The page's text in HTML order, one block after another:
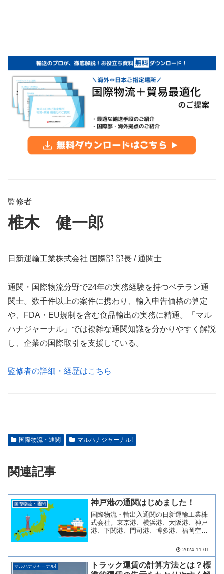
監修者
椎木 健一郎
日新運輸工業株式会社 国際部 部長 / 通関士
通関・国際物流分野で24年の実務経験を持つベテラン通
関士。数千件以上の案件に携わり、輸入申告価格の算定
や、FDA・EU規制を含む食品輸出の実務に精通。「マル
ハナジャーナル」では複雑な通関知識を分かりやすく解説
し、企業の国際取引を支援している。
監修者の詳細・経歴はこちら
国際物流・通関 マルハナジャーナル!
関連記事
国際物流・通関 神戸港の通関はじめました！
国際物流・輸出入通関の日新運輸工業株
式会社。東京港、横浜港、大阪港、神戸
港、下関港、門司港、博多港、福岡空港
2024.11.01
マルハナジャーナル!
トラック運賃の計算方法とは？標